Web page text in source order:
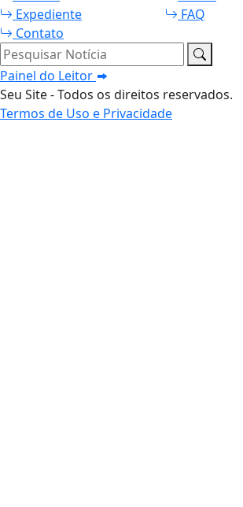
Expediente
FAQ
Contato
Pesquisar Notícia
Painel do Leitor
Seu Site - Todos os direitos reservados.
Termos de Uso e Privacidade